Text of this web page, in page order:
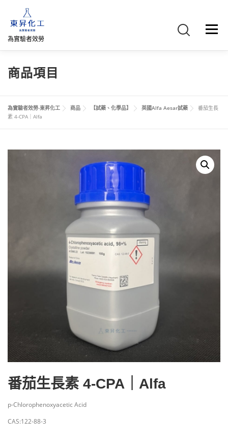
為實驗者效勞
選單
首頁 關於我們
網路商店 直購專區 詢價車、購物車/會員
商品項目
為實驗者效勞-東昇化工 商品 【試藥、化學品】 英國Alfa Aesar試藥
番茄生長
素 4-CPA｜Alfa
番茄生長素 4-CPA｜Alfa
p-Chlorophenoxyacetic Acid
CAS:122-88-3